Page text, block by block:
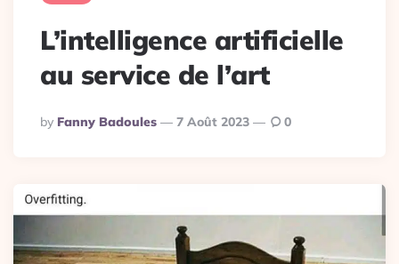
L’intelligence artificielle
au service de l’art
Posted
By
By Fanny Badoules 7 Août 2023 0